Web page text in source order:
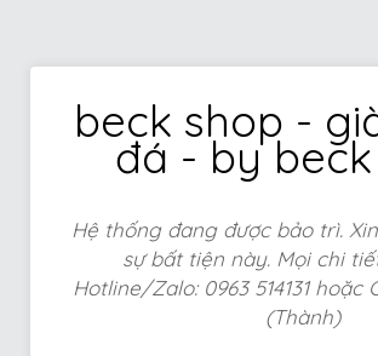
beck shop -
đá - by
Hệ thống đang được bảo trì.
sự bất tiện này. Mọi chi
Hotline/Zalo: 0963 514131 hoặc
(Thành)